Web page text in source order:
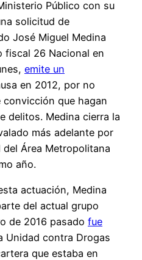
Público con su
solicitud de
José Miguel Medina
fiscal 26 Nacional en
emite un
en 2012, por no
que hagan
delitos. Medina cierra la
más adelante por
Área Metropolitana
año.
actuación, Medina
del actual grupo
de 2016 pasado fue
Unidad contra Drogas
que estaba en